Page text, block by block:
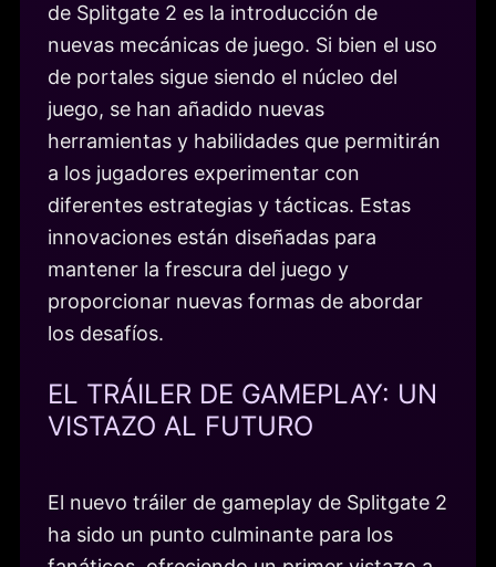
de Splitgate 2 es la introducción de
nuevas mecánicas de juego. Si bien el uso
de portales sigue siendo el núcleo del
juego, se han añadido nuevas
herramientas y habilidades que permitirán
a los jugadores experimentar con
diferentes estrategias y tácticas. Estas
innovaciones están diseñadas para
mantener la frescura del juego y
proporcionar nuevas formas de abordar
los desafíos.
EL TRÁILER DE GAMEPLAY: UN
VISTAZO AL FUTURO
El nuevo tráiler de gameplay de Splitgate 2
ha sido un punto culminante para los